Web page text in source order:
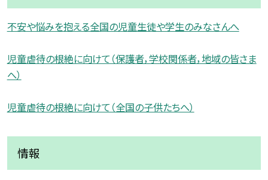
不安や悩みを抱える全国の児童生徒や学生のみなさんへ
児童虐待の根絶に向けて（保護者，学校関係者，地域の皆さま
へ）
児童虐待の根絶に向けて（全国の子供たちへ）
情報